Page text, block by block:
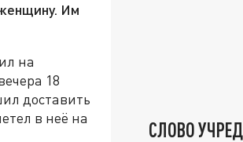
Им
на
18
доставить
в неё на
СЛОВО